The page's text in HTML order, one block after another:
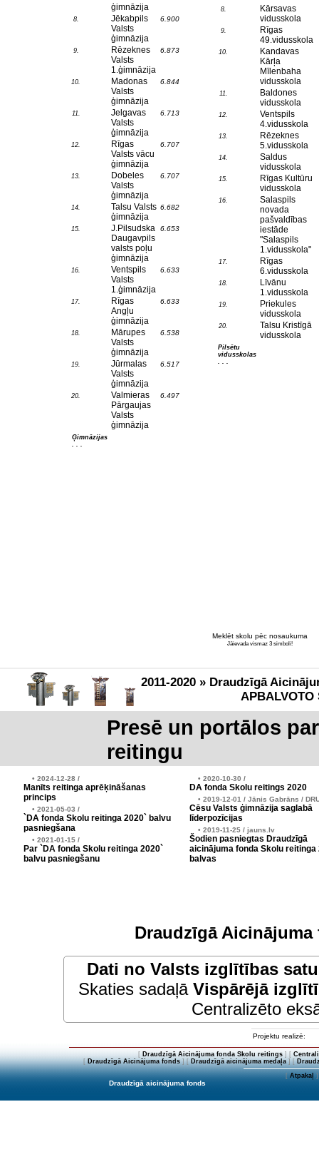
ģimnāzija
8.
Jēkabpils
Valsts
ģimnāzija
6.900
9.
Rēzeknes
Valsts
1.ģimnāzija
6.873
10.
Madonas
Valsts
ģimnāzija
6.844
11.
Jelgavas
Valsts
ģimnāzija
6.713
12.
Rīgas
Valsts vācu
ģimnāzija
6.707
13.
Dobeles
Valsts
ģimnāzija
6.707
14.
Talsu Valsts
ģimnāzija
6.682
15.
J.Pilsudska
Daugavpils
valsts poļu
ģimnāzija
6.653
16.
Ventspils
Valsts
1.ģimnāzija
6.633
17.
Rīgas
Angļu
ģimnāzija
6.633
18.
Mārupes
Valsts
ģimnāzija
6.538
19.
Jūrmalas
Valsts
ģimnāzija
6.517
20.
Valmieras
Pārgaujas
Valsts
ģimnāzija
6.497
Ģimnāzijas
. . .
8.
Kārsavas
vidusskola
9.
Rīgas
49.vidusskola
10.
Kandavas
Kārļa
Mīlenbaha
vidusskola
11.
Baldones
vidusskola
12.
Ventspils
4.vidusskola
13.
Rēzeknes
5.vidusskola
14.
Saldus
vidusskola
15.
Rīgas Kultūru
vidusskola
16.
Salaspils
novada
pašvaldības
iestāde
"Salaspils
1.vidusskola"
17.
Rīgas
6.vidusskola
18.
Līvānu
1.vidusskola
19.
Priekules
vidusskola
20.
Talsu Kristīgā
vidusskola
Pilsētu
vidusskolas
. . .
Meklēt skolu pēc nosaukuma
Jāievada vismaz 3 simboli!
2011-2020 » Draudzīgā
APBALVOTO
Presē un portālos
reitingu
• 2024-12-28 /
Manīts reitinga aprēķināšanas
princips
• 2021-05-03 /
`DA fonda Skolu reitinga 2020` balvu
pasniegšana
• 2021-01-15 /
Par `DA fonda Skolu reitinga 2020`
balvu pasniegšanu
• 2020-10-30 /
DA fonda Skolu reitings 2020
• 2019-12-01 / Jānis Gabrāns /
Cēsu Valsts ģimnāzija saglabā
līderpozīcijas
• 2019-11-25 / jauns.lv
Šodien pasniegtas Draudzīgā
aicinājuma fonda Skolu reitinga
balvas
Draudzīgā
Dati no Valsts izglītības
Skaties sadaļā Vispārējā
Centralizēto
Projektu realizē:
[ Draudzīgā Aicinājuma fonda Skolu reitings] [
[Draudzīgā Aicinājuma fonds] [Draudzīgā aicinājuma medaļa] [
[Atpakaļ]
Draudzīgā aicinājuma fonds